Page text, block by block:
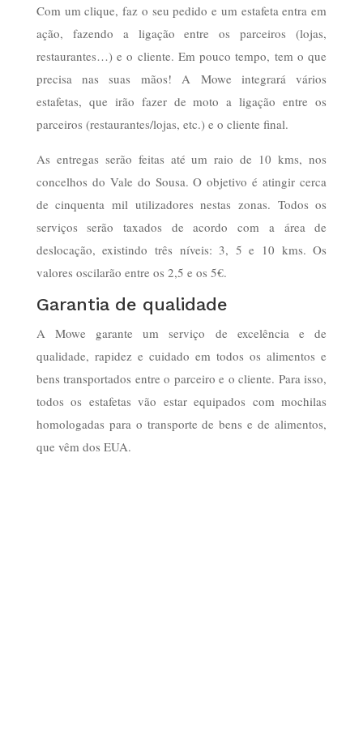
Com um clique, faz o seu pedido e um estafeta entra em
ação, fazendo a ligação entre os parceiros (lojas,
restaurantes…) e o cliente. Em pouco tempo, tem o que
precisa nas suas mãos! A Mowe integrará vários
estafetas, que irão fazer de moto a ligação entre os
parceiros (restaurantes/lojas, etc.) e o cliente final.
As entregas serão feitas até um raio de 10 kms, nos
concelhos do Vale do Sousa. O objetivo é atingir cerca
de cinquenta mil utilizadores nestas zonas. Todos os
serviços serão taxados de acordo com a área de
deslocação, existindo três níveis: 3, 5 e 10 kms. Os
valores oscilarão entre os 2,5 e os 5€.
Garantia de qualidade
A Mowe garante um serviço de excelência e de
qualidade, rapidez e cuidado em todos os alimentos e
bens transportados entre o parceiro e o cliente. Para isso,
todos os estafetas vão estar equipados com mochilas
homologadas para o transporte de bens e de alimentos,
que vêm dos EUA.